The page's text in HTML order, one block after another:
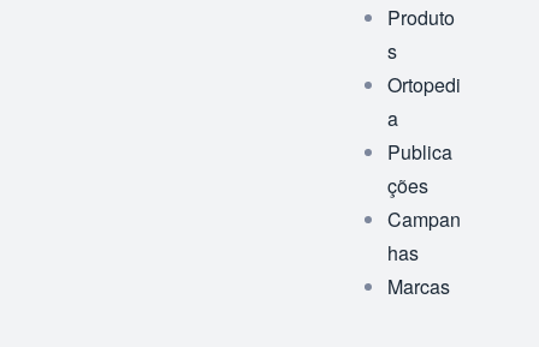
Produto
s
Ortopedi
a
Publica
ções
Campan
has
Marcas